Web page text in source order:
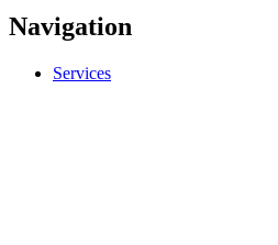
Navigation
Services